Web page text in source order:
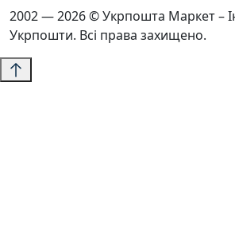
2002 — 2026 © Укрпошта Маркет –
Укрпошти. Всі права захищено.